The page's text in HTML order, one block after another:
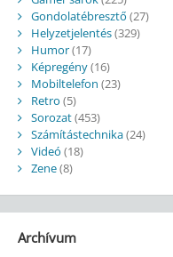
Gondolatébresztő (27)
Helyzetjelentés(329)
Humor(17)
Képregény(16)
Mobiltelefon (23)
Retro (5)
Sorozat(453)
Számítástechnika(24)
Videó (18)
Zene(8)
Archívum